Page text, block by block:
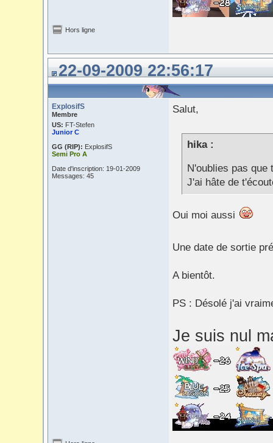
Hors ligne
22-09-2009 22:56:17
ExplosifS
Membre
US: FT-Stefen
Junior C
GG (RIP): ExplosifS
Semi Pro A
Date d'inscription: 19-01-2009
Messages: 45
Salut,
hika :
N'oublies pas
J'ai hâte de
Oui moi aussi
Une date de sortie
A bientôt.
PS : Désolé j'ai
Je suis nul